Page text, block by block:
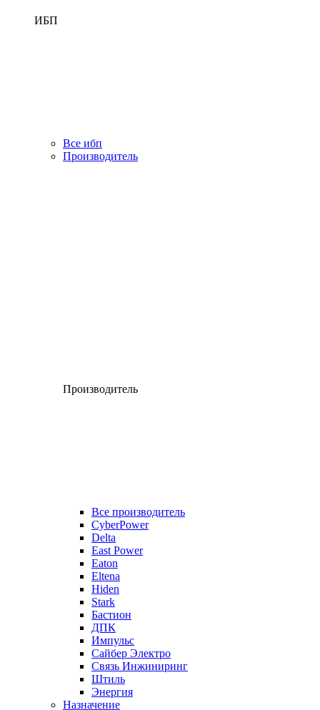
ИБП
Все ибп
Производитель
Производитель
Все производитель
CyberPower
Delta
East Power
Eaton
Eltena
Hiden
Stark
Бастион
ДПК
Импульс
Сайбер Электро
Связь Инжиниринг
Штиль
Энергия
Назначение